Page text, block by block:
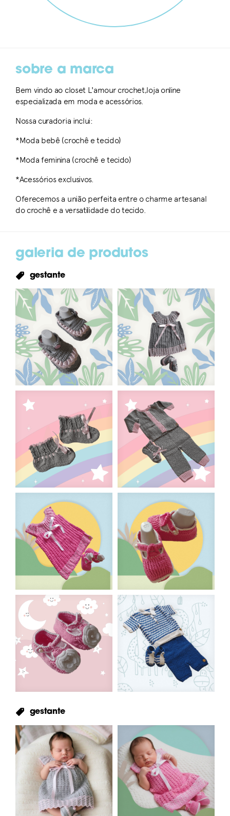
sobre a marca
Bem vindo ao closet L'amour crochet,loja online
especializada em moda e acessórios.
Nossa curadoria inclui:
*Moda bebê (crochê e tecido)
*Moda feminina (crochê e tecido)
*Acessórios exclusivos.
Oferecemos a união perfeita entre o charme artesanal
do crochê e a versatilidade do tecido.
galeria de produtos
gestante
gestante